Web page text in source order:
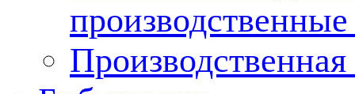
Производственная